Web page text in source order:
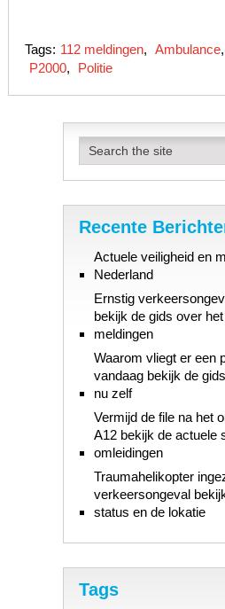
Tags: 112 meldingen, Ambulance,
P2000, Politie
Recente
Actuele veiligheid en
Nederland
Ernstig
bekijk de gids over
meldingen
Waarom vliegt er een
vandaag bekijk de
nu zelf
Vermijd de file na het
A12 bekijk de actuele
omleidingen
Traumahelikopter
verkeersongeval
status en de lokatie
Tags